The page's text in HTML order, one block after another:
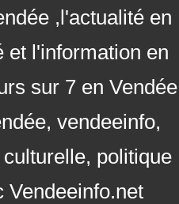
,l'actualité en
et l'information en
sur 7 en Vendée
vendeeinfo,
politique
Vendeeinfo.net